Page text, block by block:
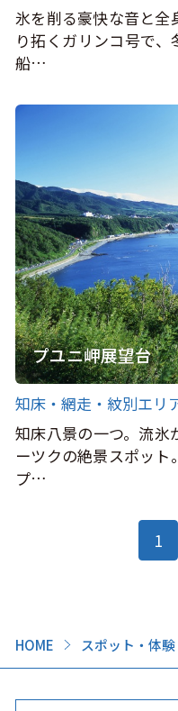
HOME スポット・体験
氷を削る豪快な音と全
り拓くガリンコ号で、
船…
プユニ岬展望台
知床・網走・紋別エリ
知床八景の一つ。流氷
ーツクの絶景スポッ
プ…
1